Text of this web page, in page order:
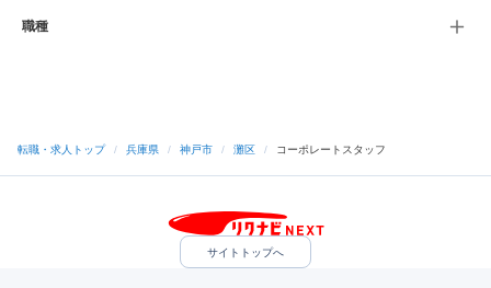
職種
転職・求人トップ / 兵庫県 / 神戸市 / 灘区 / コーポレートスタッフ
サイトトップへ